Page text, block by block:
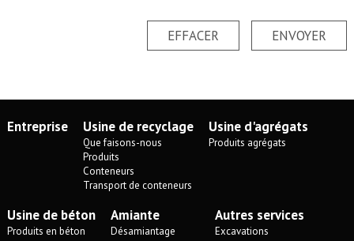
ENVOYER
EFFACER
Entreprise Usine de recyclage
Que faisons-nous
Produits
Conteneurs
Transport de conteneurs
Usine d'agrégats
Produits agrégats
Usine de béton
Produits en béton
Amiante
Désamiantage
Autres services
Excavations